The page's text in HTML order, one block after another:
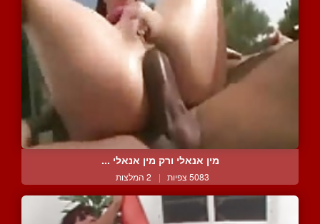
מין אנאלי ורק מין אנאלי ...
5083 צפיות | 2 המלצות